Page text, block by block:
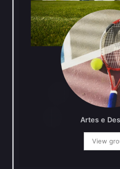
Artes e
View